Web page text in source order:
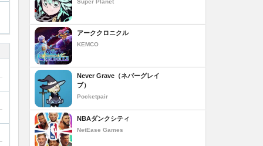
Super Planet
アーククロニクル
KEMCO
Never Grave（ネバーグレイ
ブ）
Pocketpair
NBAダンクシティ
NetEase Games